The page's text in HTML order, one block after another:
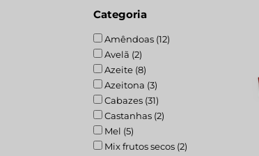
Categoria
Amêndoas (12)
Avelã (2)
Azeite (8)
Azeitona (3)
Cabazes (31)
Castanhas (2)
Mel (5)
Mix frutos secos (2)